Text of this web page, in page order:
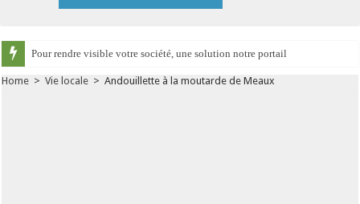
Pour rendre visible votre société, une solution notre portail
Home > Vie locale > Andouillette à la moutarde de Meaux